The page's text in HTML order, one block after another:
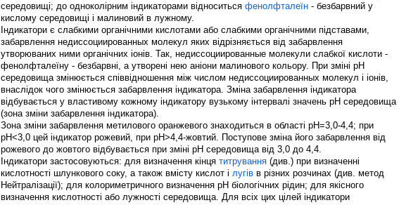
середовищі; до одноколірним індикаторами відноситься фенолфталеїн - безбарвний у
кислому середовищі і малиновий в лужному.
Індикатори є слабкими органічними кислотами або слабкими органічними підставами,
забарвлення недиссоциированных молекул яких відрізняється від забарвлення
утворюваних ними органічних іонів. Так, недиссоциированные молекули слабкої кислоти -
фенолфталеїну - безбарвні, а утворені нею аніони малинового кольору. При зміні рН
середовища змінюється співвідношення між числом недиссоциированных молекул і іонів,
внаслідок чого змінюється забарвлення індикатора. Зміна забарвлення індикатора
відбувається у властивому кожному індикатору вузькому інтервалі значень рН середовища
(зона зміни забарвлення індикатора).
Зона зміни забарвлення метилового оранжевого знаходиться в області рН=3,0-4,4; при
рН<3,0 цей індикатор рожевий, при рН>4,4-жовтий. Поступове зміна його забарвлення від
рожевого до жовтого відбувається при зміні рН середовища від 3,0 до 4,4.
Індикатори застосовуються: для визначення кінця титрування (див.) при визначенні
кислотності шлункового соку, а також вмісту кислот і лугів в різних розчинах (див. метод
Нейтралізації); для колориметричного визначення рН біологічних рідин; для якісного
визначення кислотності або лужності середовища. Для всіх цих цілей індикатори